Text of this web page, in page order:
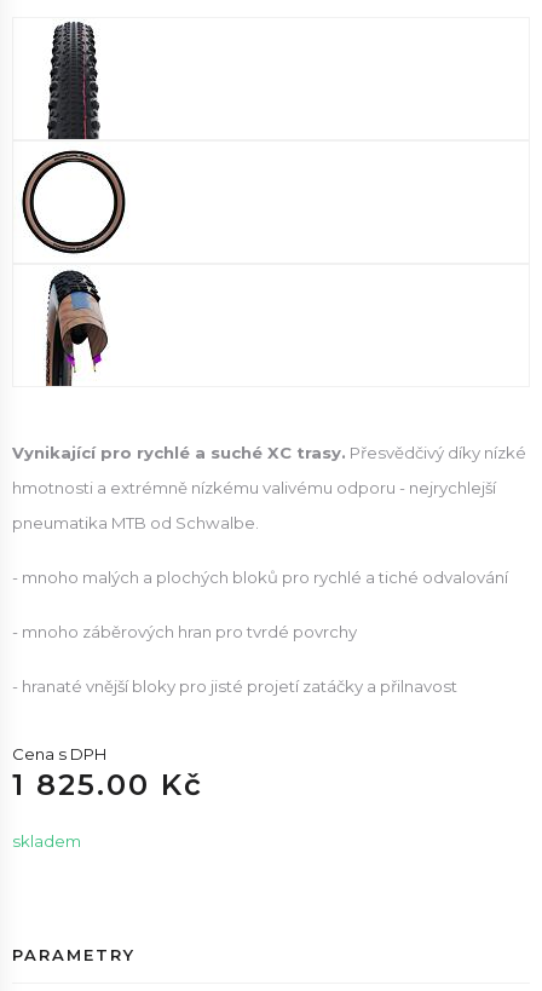
Vynikající pro rychlé a suché XC trasy. Přesvědčivý díky nízké
hmotnosti a extrémně nízkému valivému odporu - nejrychlejší
pneumatika MTB od Schwalbe.
- mnoho malých a plochých bloků pro rychlé a tiché odvalování
- mnoho záběrových hran pro tvrdé povrchy
- hranaté vnější bloky pro jisté projetí zatáčky a přilnavost
Cena s DPH
1 825.00 Kč
skladem
PARAMETRY